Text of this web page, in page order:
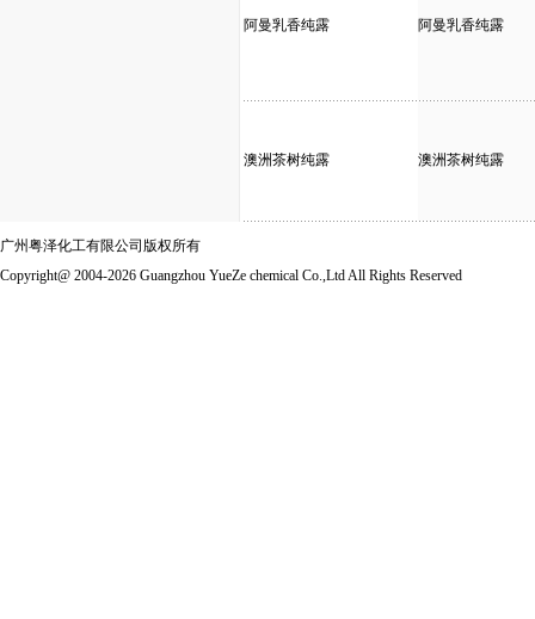
阿曼乳香纯露 阿曼乳香纯露
澳洲茶树纯露 澳洲茶树纯露
广州粤泽化工有限公司版权所有
Copyright@ 2004-2026 Guangzhou YueZe chemical Co.,Ltd All Rights Reserved